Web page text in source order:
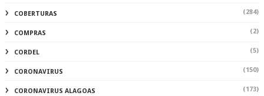
COBERTURAS (284)
COMPRAS (2)
CORDEL (5)
CORONAVIRUS (150)
CORONAVIRUS ALAGOAS (173)